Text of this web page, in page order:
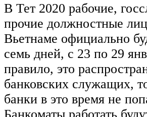
В Тет 2020 рабочие,
прочие должностные
Вьетнаме официально
семь дней, с 23 по 29
правило, это
банковских служащих,
банки в это время не
Банкоматы работать